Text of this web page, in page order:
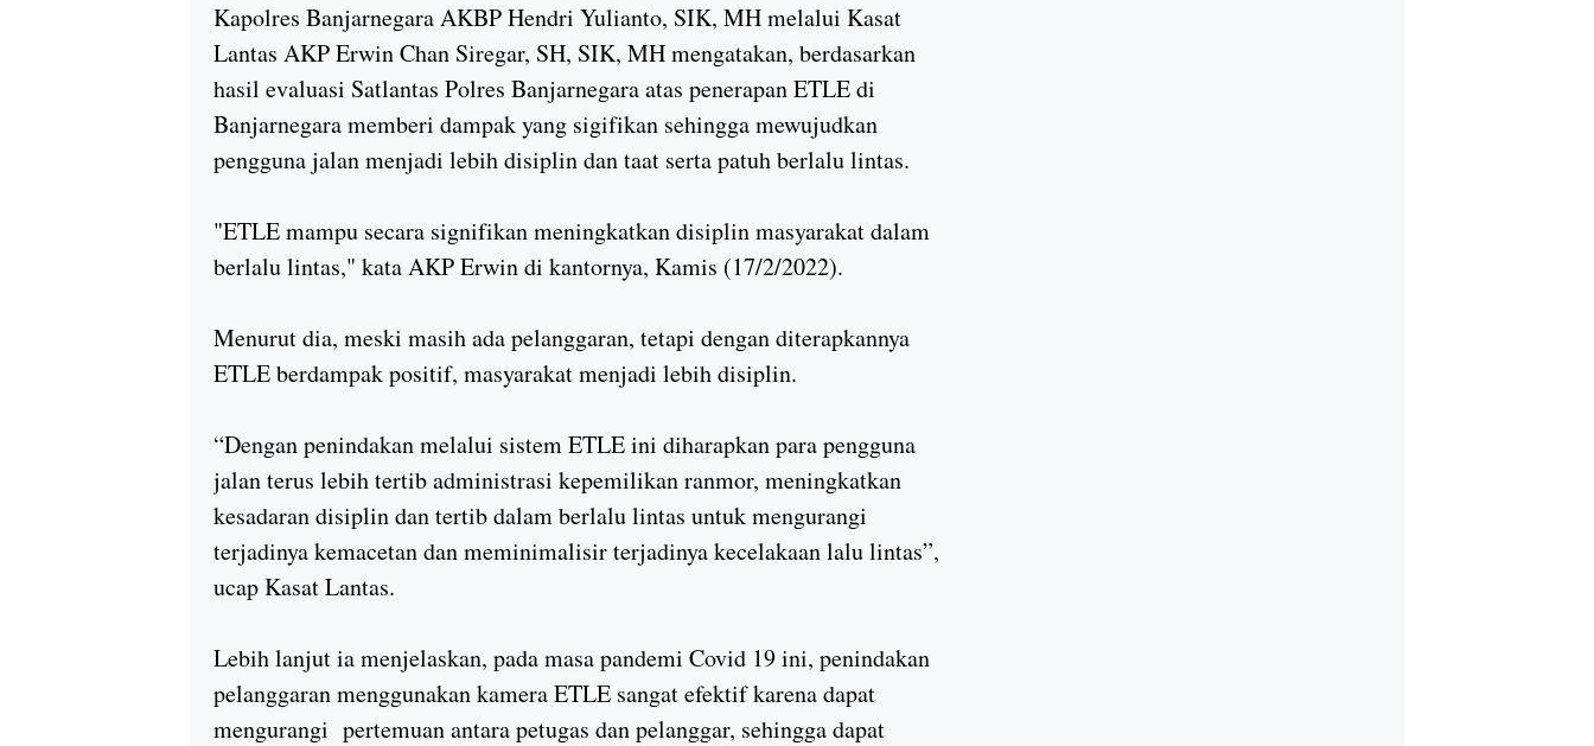
Kapolres Banjarnegara AKBP Hendri Yulianto, SIK, MH melalui Kasat
Lantas AKP Erwin Chan Siregar, SH, SIK, MH mengatakan, berdasarkan
hasil evaluasi Satlantas Polres Banjarnegara atas penerapan ETLE di
Banjarnegara memberi dampak yang sigifikan sehingga mewujudkan
pengguna jalan menjadi lebih disiplin dan taat serta patuh berlalu lintas.
"ETLE mampu secara signifikan meningkatkan disiplin masyarakat dalam
berlalu lintas," kata AKP Erwin di kantornya, Kamis (17/2/2022).
Menurut dia, meski masih ada pelanggaran, tetapi dengan diterapkannya
ETLE berdampak positif, masyarakat menjadi lebih disiplin.
“Dengan penindakan melalui sistem ETLE ini diharapkan para pengguna
jalan terus lebih tertib administrasi kepemilikan ranmor, meningkatkan
kesadaran disiplin dan tertib dalam berlalu lintas untuk mengurangi
terjadinya kemacetan dan meminimalisir terjadinya kecelakaan lalu lintas”,
ucap Kasat Lantas.
Lebih lanjut ia menjelaskan, pada masa pandemi Covid 19 ini, penindakan
pelanggaran menggunakan kamera ETLE sangat efektif karena dapat
mengurangi pertemuan antara petugas dan pelanggar, sehingga dapat